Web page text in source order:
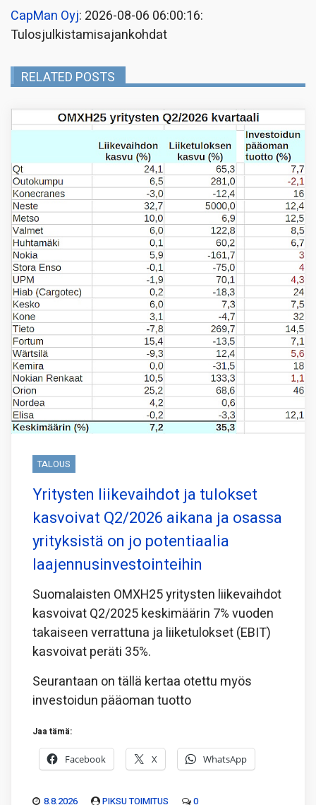
CapMan Oyj: 2026-08-06 06:00:16:
Tulosjulkistamisajankohdat
RELATED POSTS
TALOUS
Yritysten liikevaihdot ja tulokset
kasvoivat Q2/2026 aikana ja osassa
yrityksistä on jo potentiaalia
laajennusinvestointeihin
Suomalaisten OMXH25 yritysten liikevaihdot
kasvoivat Q2/2025 keskimäärin 7% vuoden
takaiseen verrattuna ja liiketulokset (EBIT)
kasvoivat peräti 35%.
Seurantaan on tällä kertaa otettu myös
investoidun pääoman tuotto
Jaa tämä:
Facebook X WhatsApp
8.8.2026 PIKSU TOIMITUS 0